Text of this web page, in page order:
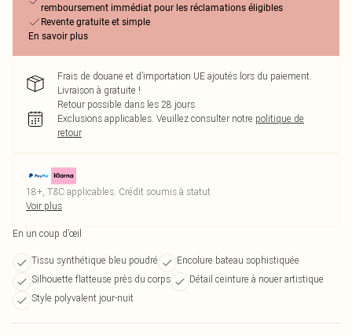
remboursement immédiat pour les réclamations éligibles
Revente gratuite et simple
En savoir plus
Frais de douane et d’importation UE ajoutés lors du paiement.
Livraison à gratuite !
Retour possible dans les 28 jours
Exclusions applicables. Veuillez consulter notre politique de
retour
18+, T&C applicables. Crédit soumis à statut
Voir plus
En un coup d’œil
Tissu synthétique bleu poudré
Encolure bateau sophistiquée
Silhouette flatteuse près du corps
Détail ceinture à nouer artistique
Style polyvalent jour-nuit